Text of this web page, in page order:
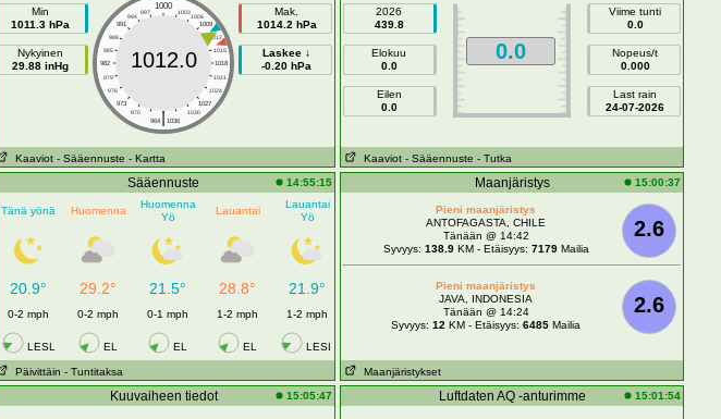
Min
1011.3 hPa
Nykyinen
29.88 inHg
1000
997 1003
994
1006
991
1009
988
1012
985
1015
982
1018
979
1021
976
1024
973
1027
970
1030
|
964 1036
1012.0
Mak.
1014.2 hPa
Laskee ↓
-0.20 hPa
Kaaviot - Sääennuste - Kartta
2026
439.8
Elokuu
0.0
Eilen
0.0
0.0
Viime tunti
0.0
Nopeus/t
0.000
Last rain
24-07-2026
Kaaviot - Sääennuste - Tutka
Sääennuste 14:55:15
Tänä yönä Huomenna
Huomenna
Yö
Lauantai
Lauantai
Yö
20.9° 29.2° 21.5° 28.8° 21.9°
0-2 mph 0-2 mph 0-1 mph 1-2 mph 1-2 mph
LESL EL EL EL LESL
Päivittäin - Tuntitaksa
Maanjäristys 15:00:37
2.6
Pieni maanjäristys
ANTOFAGASTA, CHILE
Tänään @ 14:42
Syvyys: 138.9KM - Etäisyys: 7179Mailia
2.6
Pieni maanjäristys
JAVA, INDONESIA
Tänään @ 14:24
Syvyys: 12 KM - Etäisyys: 6485 Mailia
Maanjäristykset
Kuuvaiheen tiedot 15:05:47 Luftdaten AQ -anturimme 15:01:54